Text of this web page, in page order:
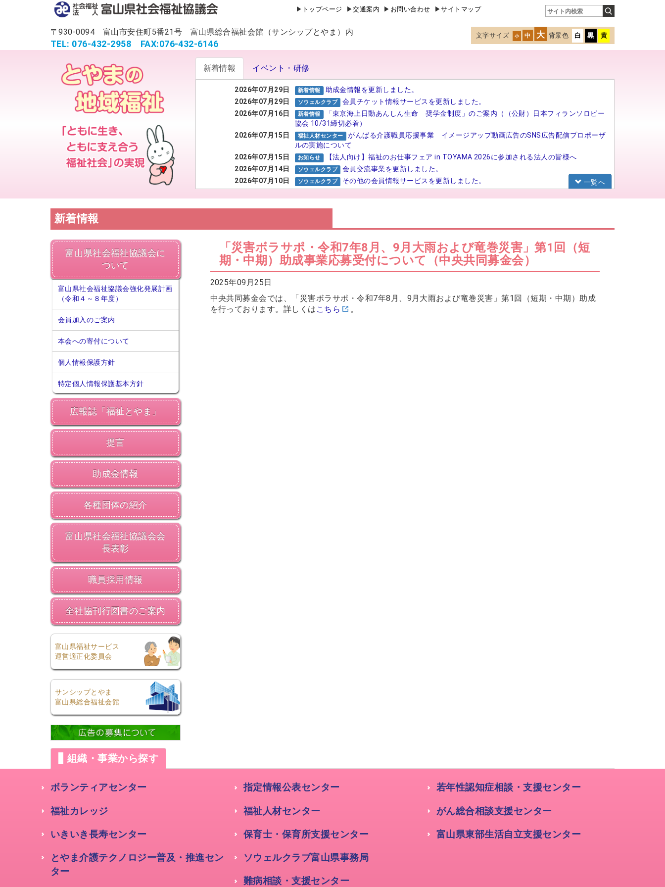
トップページ 交通案内 お問い合わせ サイトマップ
〒930-0094 富山市安住町5番21号 富山県総合福祉会館（サンシップとやま）内
TEL: 076-432-2958 FAX:076-432-6146
文字サイズ 小 中 大 背景色 白 黒 黄
新着情報 イベント・研修
2026年07月29日 新着情報
助成金情報を更新しました。
2026年07月29日
ソウェルクラブ
会員チケット情報サービスを更新しました。
2026年07月16日
新着情報
「東京海上日動あんしん生命 奨学金制度」のご案内（（公財）日本フィランソロピー
協会 10/31締切必着）
2026年07月15日
福祉人材センター
がんばる介護職員応援事業 イメージアップ動画広告のSNS広告配信プロポーザ
ルの実施について
2026年07月15日
お知らせ
【法人向け】福祉のお仕事フェア in TOYAMA 2026に参加される法人の皆様へ
2026年07月14日
ソウェルクラブ
会員交流事業を更新しました。
2026年07月10日
ソウェルクラブ
その他の会員情報サービスを更新しました。
一覧へ
新着情報
富山県社会福祉協議会に
ついて
富山県社会福祉協議会強化発展計画
（令和４～８年度）
会員加入のご案内
本会への寄付について
個人情報保護方針
特定個人情報保護基本方針
広報誌「福祉とやま」
提言
助成金情報
各種団体の紹介
富山県社会福祉協議会会
長表彰
職員採用情報
全社協刊行図書のご案内
富山県福祉サービス
運営適正化委員会
サンシップとやま
富山県総合福祉会館
「災害ボラサポ・令和7年8月、9月大雨および竜巻災害」第1回（短
期・中期）助成事業応募受付について（中央共同募金会）
2025年09月25日
中央共同募金会では、「災害ボラサポ・令和7年8月、9月大雨および竜巻災害」第1回（短期・中期）助成
を行っております。詳しくは こちら 。
組織・事業から探す
ボランティアセンター
福祉カレッジ
いきいき長寿センター
とやま介護テクノロジー普及・推進セン
ター
指定情報公表センター
福祉人材センター
保育士・保育所支援センター
ソウェルクラブ富山県事務局
難病相談・支援センター
若年性認知症相談・支援センター
がん総合相談支援センター
富山県東部生活自立支援センター